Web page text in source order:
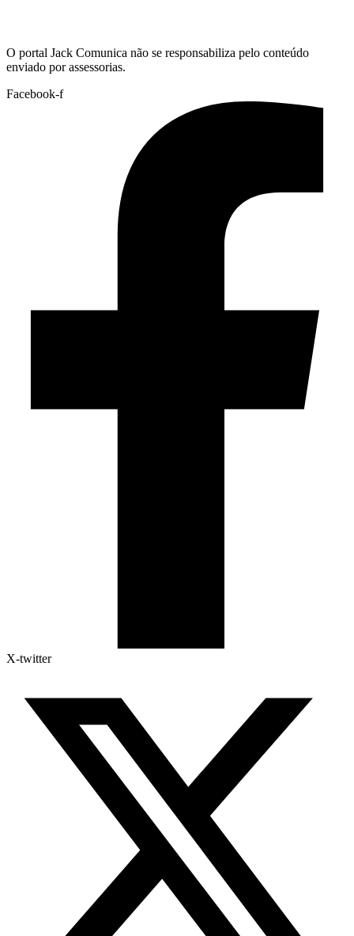
O portal Jack Comunica não se responsabiliza pelo conteúdo
enviado por assessorias.
Facebook-f
X-twitter